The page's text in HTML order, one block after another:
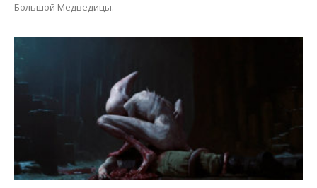
Большой Медведицы.